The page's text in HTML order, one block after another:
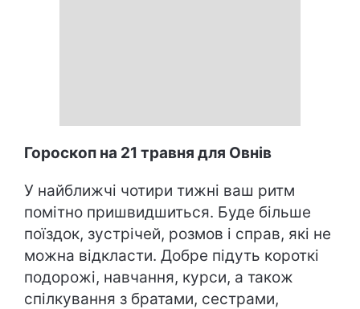
Гороскоп на 21 травня для Овнів
У найближчі чотири тижні ваш ритм
помітно пришвидшиться. Буде більше
поїздок, зустрічей, розмов і справ, які не
можна відкласти. Добре підуть короткі
подорожі, навчання, курси, а також
спілкування з братами, сестрами,